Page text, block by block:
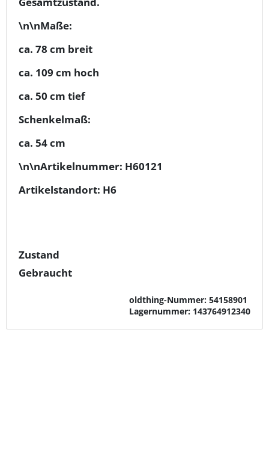
\n\nMaße:
ca. 78 cm breit
ca. 109 cm hoch
ca. 50 cm tief
Schenkelmaß:
ca. 54 cm
\n\nArtikelnummer: H60121
Artikelstandort: H6
Zustand
Gebraucht
oldthing-Nummer: 54158901
Lagernummer: 143764912340